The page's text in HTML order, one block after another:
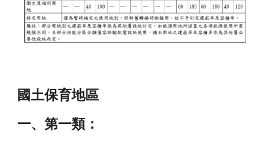
國土保育地區
一、第一類：